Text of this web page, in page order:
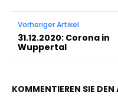
Vorheriger Artikel
31.12.2020: Corona in
Wuppertal
KOMMENTIEREN SIE DEN